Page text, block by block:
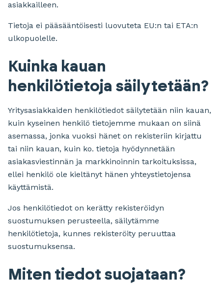
asiakkailleen.
Tietoja ei pääsääntöisesti luovuteta EU:n tai ETA:n
ulkopuolelle.
Kuinka kauan
henkilötietoja säilytetään?
Yritysasiakkaiden henkilötiedot säilytetään niin kauan,
kuin kyseinen henkilö tietojemme mukaan on siinä
asemassa, jonka vuoksi hänet on rekisteriin kirjattu
tai niin kauan, kuin ko. tietoja hyödynnetään
asiakasviestinnän ja markkinoinnin tarkoituksissa,
ellei henkilö ole kieltänyt hänen yhteystietojensa
käyttämistä.
Jos henkilötiedot on kerätty rekisteröidyn
suostumuksen perusteella, säilytämme
henkilötietoja, kunnes rekisteröity peruuttaa
suostumuksensa.
Miten tiedot suojataan?